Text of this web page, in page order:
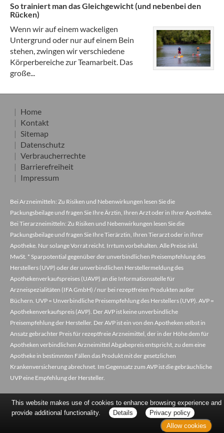
So trainiert man das Gleichgewicht (und nebenbei den
Rücken)
Wenn wir auf einem wackeligen
Untergrund oder nur auf einem Bein
stehen, zwingen wir verschiedene
Körperbereiche zur Teamarbeit. Das
große...
Home
Kontakt
Sitemap
Datenschutz
Verbraucherrechte
Barrierefreiheit
Impressum
Bei Arzneimitteln: Zu Risiken und Nebenwirkungen lesen Sie die
Packungsbeilage und fragen Sie Ihre Ärztin, Ihren Arzt oder in Ihrer Apotheke.
Bei Tierarzneimitteln: Zu Risiken und Nebenwirkungen lesen Sie die
Packungsbeilage und fragen Sie Ihre Tierärztin, Ihren Tierarzt oder in Ihrer
Apotheke. Nur solange Vorrat reicht. Irrtum vorbehalten. Alle Preise inkl.
MwSt. * Sparpotential gegenüber der unverbindlichen Preisempfehlung des
Herstellers (UVP) oder der unverbindlichen Herstellermeldung des
Apothekenverkaufspreises (UAVP) an die Informationsstelle für
Arzneispezialitäten (IFA GmbH) / nur bei rezeptfreien Produkten außer
Büchern. UVP = Unverbindliche Preisempfehlung des Herstellers (UVP). AVP =
Apothekenverkaufspreis (AVP). Der AVP ist keine unverbindliche
Preisempfehlung der Hersteller. Der AVP ist ein von den Apotheken selbst in
Ansatz gebrachter Preis für rezeptfreie Arzneimittel, der in der Höhe dem für
Apotheken verbindlichen Arzneimittel Abgabepreis entspricht, zu dem eine
Apotheke in bestimmten Fällen das Produkt mit der gesetzlichen
Krankenversicherung abrechnet. Im Gegensatz zum AVP ist die gebräuchliche
UVP eine Empfehlung der Hersteller.
This website makes use of cookies to enhance browsing experience and
provide additional functionality.
Details
Privacy policy
Allow cookies